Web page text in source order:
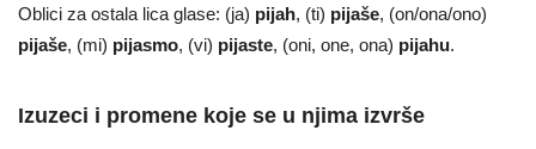
Oblici za ostala lica glase: (ja) pijah, (ti) pijaše, (on/ona/ono)
pijaše, (mi) pijasmo, (vi) pijaste, (oni, one, ona) pijahu.
Izuzeci i promene koje se u njima izvrše